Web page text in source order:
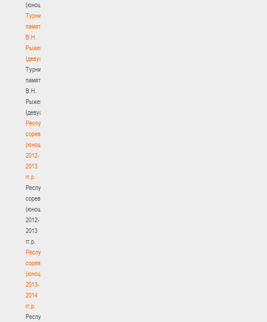
(юноши)
Турнир
памяти
В.Н.
Рыженкова
(девушки)
Турнир
памяти
В.Н.
Рыженкова
(девушки)
Республиканские
соревнования
(юноши)
2012-
2013
гг.р.
Республиканские
соревнования
(юноши)
2012-
2013
гг.р.
Республиканские
соревнования
(юноши)
2013-
2014
гг.р.
Республиканские